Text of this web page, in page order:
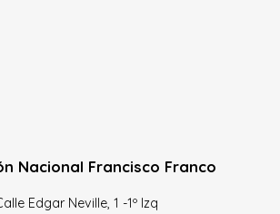
Nacional Francisco Franco
Edgar Neville, 1 -1º Izq